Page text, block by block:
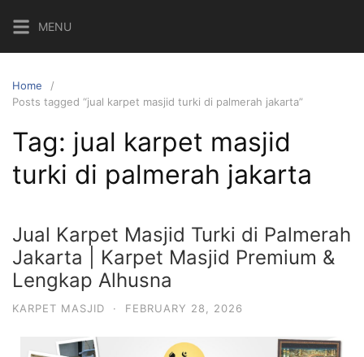
MENU
Home
Posts tagged “jual karpet masjid turki di palmerah jakarta”
Tag: jual karpet masjid
turki di palmerah jakarta
Jual Karpet Masjid Turki di Palmerah
Jakarta | Karpet Masjid Premium &
Lengkap Alhusna
KARPET MASJID · FEBRUARY 28, 2026